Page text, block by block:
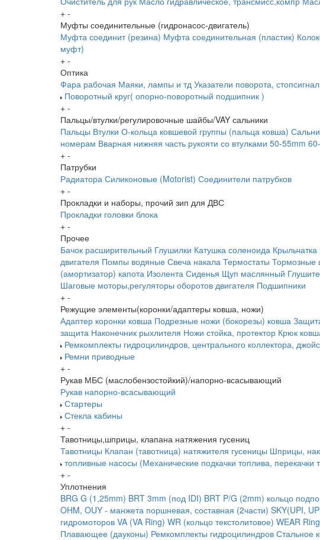
+ -
Муфты соединительные (гидронасос-двигатель)
Муфта соединит (резина) Муфта соединительная (пластик)
муфт)
+ -
Оптика
Фара рабочая Маяки, лампы и тд Указатели поворота,
Поворотный круг( опорно-поворотный подшипник )
+ -
Пальцы/втулки/регулировочные шайбы/VAY сальники
Пальцы Втулки О-кольца ковшевой группы (пальца ковша)
номерам Вварная нижняя часть рукояти со втулками 50-55mm
+ -
Патрубки
Радиатора Силиконовые (Motorist) Соединители патрубков
+ -
Прокладки и наборы, прочий зип для ДВС
Прокладки головки блока
+ -
Прочее
Бачок расширительный Глушилки Катушка соленоида
двигателя Помпы водяные Свеча накала Термостаты Тормозные
(амортизатор) капота Изолента Сиденья Щуп маслянный
Шаговые моторы,регуляторы оборотов двигателя Подшипники
+ -
Режущие элементы(коронки/адаптеры ковша, ножи)
Адаптер коронки ковша Подрезные ножи (бокорезы) ковша
защита Наконечник рыхлителя Ножи стойка, протектор Крюк
Ремкомплекты гидроцилиндров, центрального коллектора,
Ремни приводные
+ -
Рукав МБС (маслобензостойкий)/напорно-всасывающий
Рукав напорно-всасывающий
Стартеры
Стекла кабины
+ -
Тавотницы,шприцы, клапана натяжения гусениц
Тавотницы Клапан (тавотница) натяжителя гусеницы Шприцы,
топливные насосы (Механические подкачки топлива, перекачки
+ -
Уплотнения
BRG G (1,25mm) BRT 3mm (под IDI) BRT P/G (2mm) кольцо
OHM, OUY - манжета поршневая, составная (2части) SKY(UPI,
гидромоторов VA (VA Ring) WR (кольцо текстолитовое) WEAR Ring
Плавающее (дауконы) Ремкомплекты гидроцилиндров Стальное